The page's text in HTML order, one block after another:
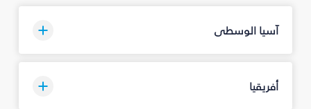
آسيا الوسطى
أفريقيا